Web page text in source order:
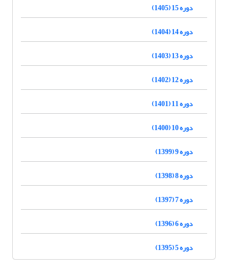
دوره 15 (1405)
دوره 14 (1404)
دوره 13 (1403)
دوره 12 (1402)
دوره 11 (1401)
دوره 10 (1400)
دوره 9 (1399)
دوره 8 (1398)
دوره 7 (1397)
دوره 6 (1396)
دوره 5 (1395)